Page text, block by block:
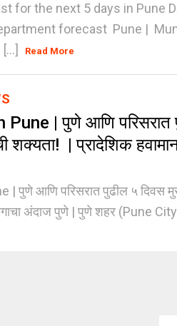
for the next 5 days in Pune
forecast Pune |
Read More
| पुणे आणि परिसरात
शक्यता! | प्रादेशिक
| पुणे आणि परिसरात पुढील ५ दिवस
अंदाज पुणे | पुणे शहर (Pune